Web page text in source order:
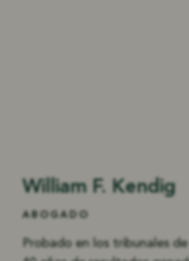
William F. Kendig
ABOGADO
Probado en los tribunales